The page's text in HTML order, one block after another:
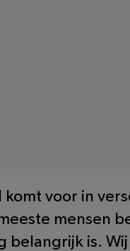
voor in
mensen
belangrijk is.